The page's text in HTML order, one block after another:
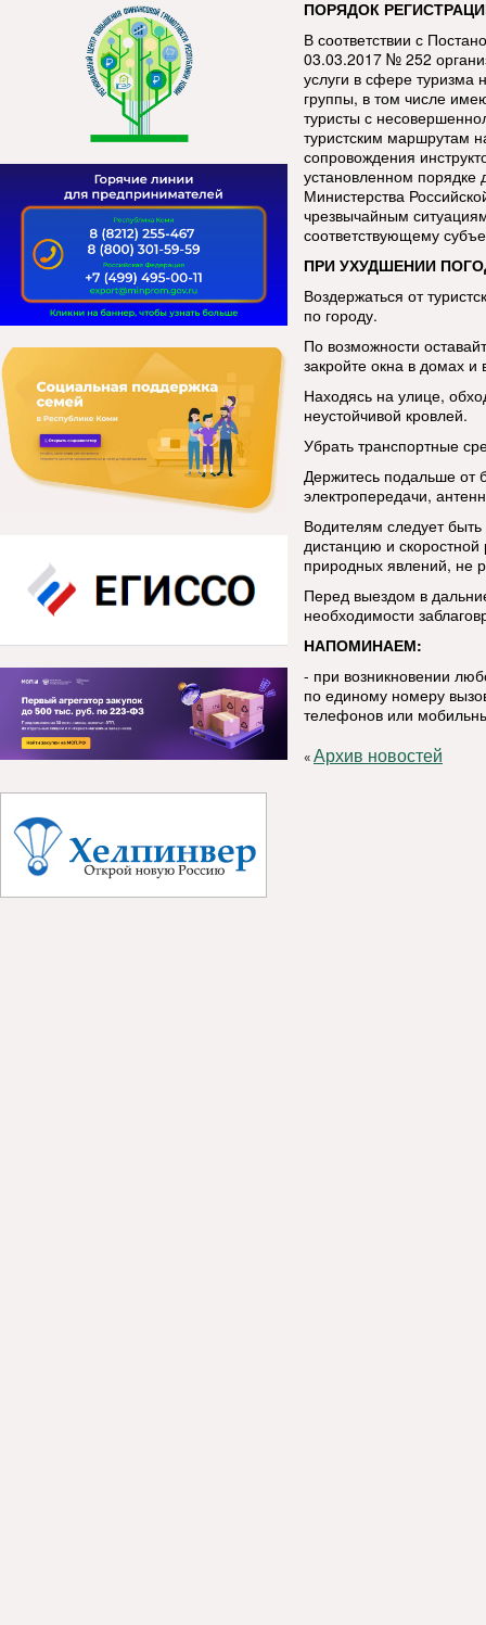
ПОРЯДОК
В соответствии с
03.03.2017 № 252
услуги в сфере туризма
группы, в том числе
туристы с
туристским маршрутам
сопровождения
установленном
Министерства
чрезвычайным
соответствующему
ПРИ УХУДШЕНИИ
Воздержаться от
по городу.
По возможности
закройте окна в домах
Находясь на улице,
неустойчивой кровлей.
Убрать транспортные
Держитесь подальше от
электропередачи,
Водителям следует
дистанцию и
природных явлений, не
Перед выездом в
необходимости
НАПОМИНАЕМ:
- при возникновении
по единому номеру
телефонов или
«Архив новостей